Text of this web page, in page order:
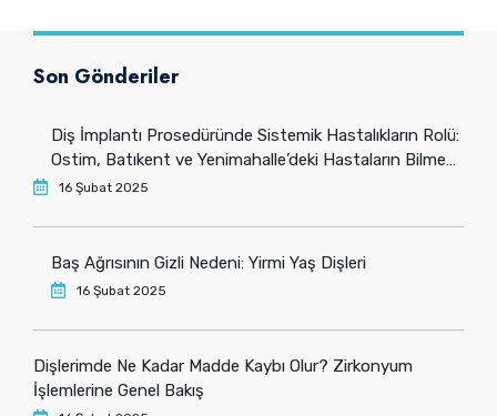
Son Gönderiler
Diş İmplantı Prosedüründe Sistemik Hastalıkların Rolü:
Ostim, Batıkent ve Yenimahalle’deki Hastaların Bilmesi
Gerekenler
16 Şubat 2025
Baş Ağrısının Gizli Nedeni: Yirmi Yaş Dişleri
16 Şubat 2025
Dişlerimde Ne Kadar Madde Kaybı Olur? Zirkonyum
İşlemlerine Genel Bakış